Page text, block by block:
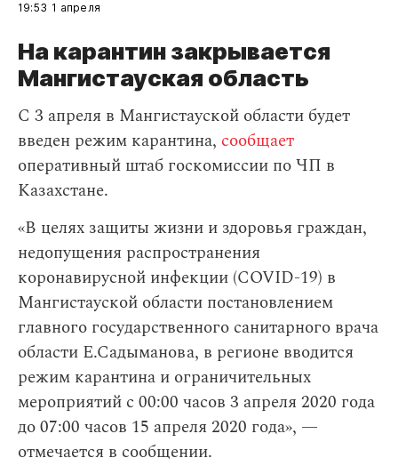
19:53 1 апреля
На карантин закрывается
Мангистауская область
С 3 апреля в Мангистауской области будет
введен режим карантина, сообщает
оперативный штаб госкомиссии по ЧП в
Казахстане.
«В целях защиты жизни и здоровья граждан,
недопущения распространения
коронавирусной инфекции (COVID-19) в
Мангистауской области постановлением
главного государственного санитарного врача
области Е.Садыманова, в регионе вводится
режим карантина и ограничительных
мероприятий с 00:00 часов 3 апреля 2020 года
до 07:00 часов 15 апреля 2020 года», —
отмечается в сообщении.